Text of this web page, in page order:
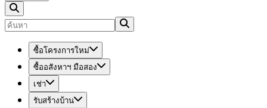
ซื้อโครงการใหม่
ซื้ออสังหาฯ มือสอง
เช่า
รับสร้างบ้าน